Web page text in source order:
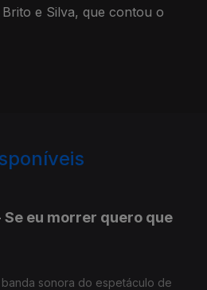
e Silva, que contou o
eu morrer quero que
sonora do espetáculo de